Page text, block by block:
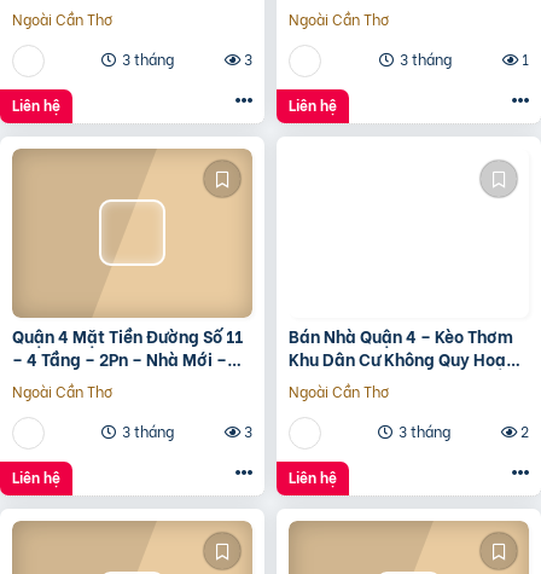
Ngoài Cần Thơ
3 tháng
3
Liên hệ
Ngoài Cần Thơ
3 tháng
1
Liên hệ
Quận 4 Mặt Tiền Đường Số 11
– 4 Tầng – 2Pn – Nhà Mới –
7.35 Tỷ Tl
Ngoài Cần Thơ
3 tháng
3
Liên hệ
Bán Nhà Quận 4 – Kèo Thơm
Khu Dân Cư Không Quy Hoạch
Cách Mặt Tiền Xóm Chiếu
30M
Ngoài Cần Thơ
3 tháng
2
Liên hệ